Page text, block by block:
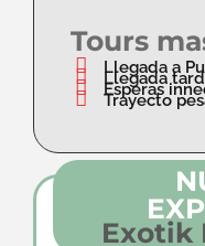
Tours
Llegada a
Llegada
Esperas
Trayecto
Exotik